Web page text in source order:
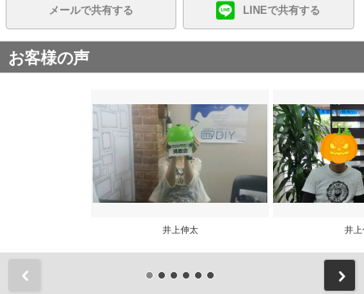
メールで共有する LINEで共有する
お客様の声
井上伸太 井上